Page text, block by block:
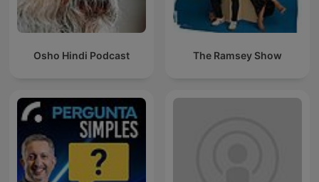
Osho Hindi Podcast The Ramsey Show